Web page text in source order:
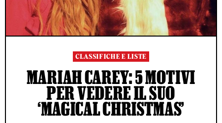
CLASSIFICHE E LISTE
MARIAH CAREY: 5 MOTIVI
PER VEDERE IL SUO
‘MAGICAL CHRISTMAS’